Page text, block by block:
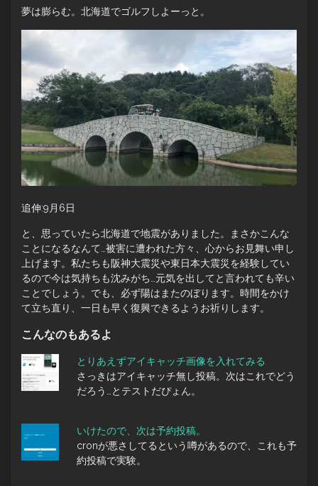
夢は膨らむ。北海道でゴルフしよーっと。
追伸:9月6日
と、思っていたら北海道で地震がありました。まさかこんな
ことになるなんて…被害に遭われた方々、心からお見舞い申し
上げます。私たちも阪神大震災や東日本大震災を経験してい
るので今は気持ちも沈みがち…元気を出してと言われても辛い
ことでしょう。でも、必ず陽はまたのぼります。時間をかけ
て立ち直り、一日も早く復興できるようお祈りします。
こんなのもあるよ
とりあえずアイキャッチ画像を入れてみる
さっきはアイキャッチ無し投稿。次はこれでどう
だろう…とテストだぴょん。
いけたので、次は予約投稿。
cronが悪さしてるという噂があるので、これも予
約投稿で実験。